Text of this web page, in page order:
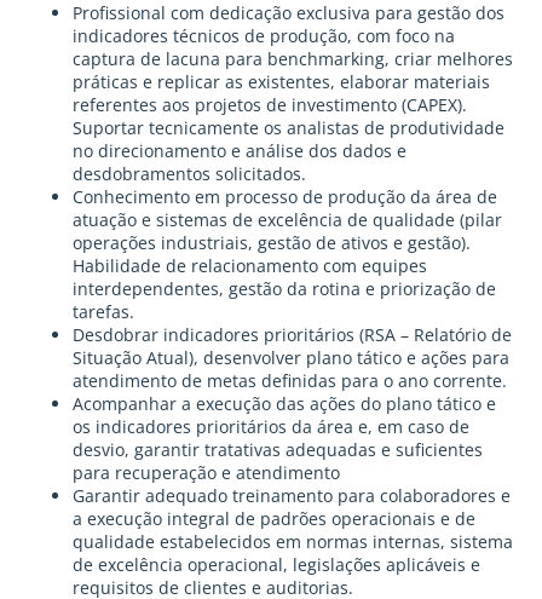
Profissional com dedicação exclusiva para gestão dos
indicadores técnicos de produção, com foco na
captura de lacuna para benchmarking, criar melhores
práticas e replicar as existentes, elaborar materiais
referentes aos projetos de investimento (CAPEX).
Suportar tecnicamente os analistas de produtividade
no direcionamento e análise dos dados e
desdobramentos solicitados.
Conhecimento em processo de produção da área de
atuação e sistemas de excelência de qualidade (pilar
operações industriais, gestão de ativos e gestão).
Habilidade de relacionamento com equipes
interdependentes, gestão da rotina e priorização de
tarefas.
Desdobrar indicadores prioritários (RSA – Relatório de
Situação Atual), desenvolver plano tático e ações para
atendimento de metas definidas para o ano corrente.
Acompanhar a execução das ações do plano tático e
os indicadores prioritários da área e, em caso de
desvio, garantir tratativas adequadas e suficientes
para recuperação e atendimento
Garantir adequado treinamento para colaboradores e
a execução integral de padrões operacionais e de
qualidade estabelecidos em normas internas, sistema
de excelência operacional, legislações aplicáveis e
requisitos de clientes e auditorias.